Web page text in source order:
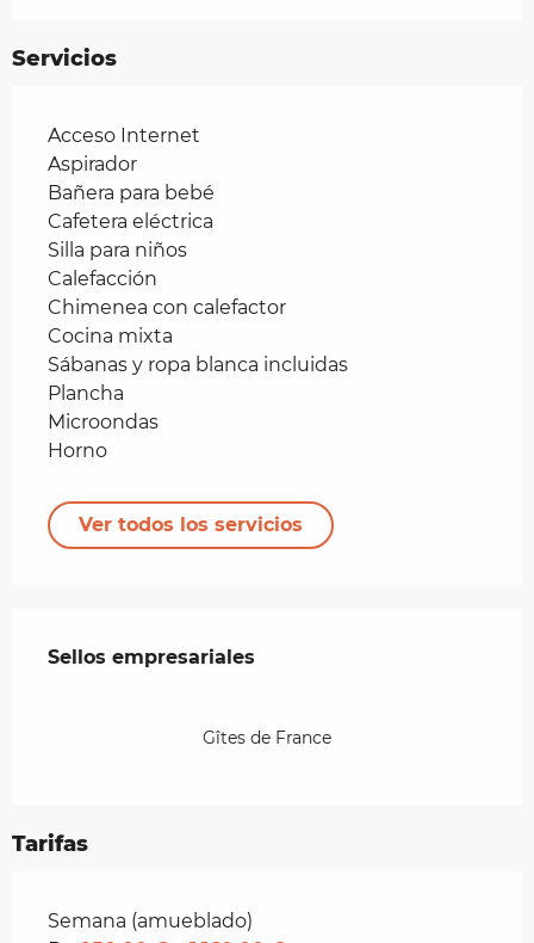
Servicios
Acceso Internet
Aspirador
Bañera para bebé
Cafetera eléctrica
Silla para niños
Calefacción
Chimenea con calefactor
Cocina mixta
Sábanas y ropa blanca incluidas
Plancha
Microondas
Horno
Ver todos los servicios
Sellos empresariales
Sellos empresariales
Gîtes de France
Tarifas
Tarifas 2026
Semana (amueblado)